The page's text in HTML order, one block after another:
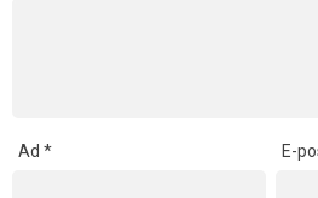
Ad * E-